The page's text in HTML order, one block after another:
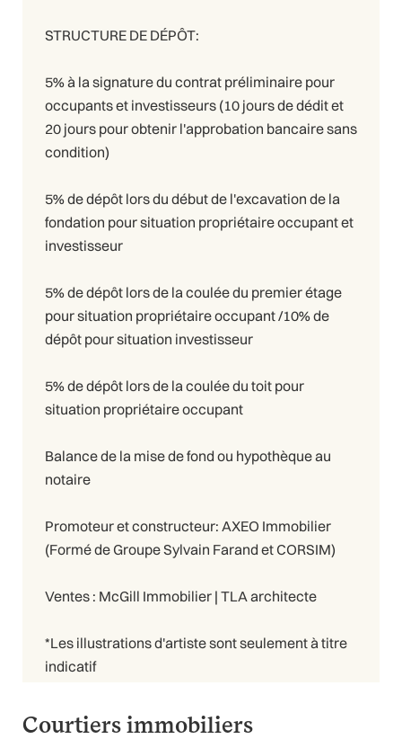
STRUCTURE DE DÉPÔT:
5% à la signature du contrat préliminaire pour
occupants et investisseurs (10 jours de dédit et
20 jours pour obtenir l'approbation bancaire sans
condition)
5% de dépôt lors du début de l'excavation de la
fondation pour situation propriétaire occupant et
investisseur
5% de dépôt lors de la coulée du premier étage
pour situation propriétaire occupant /10% de
dépôt pour situation investisseur
5% de dépôt lors de la coulée du toit pour
situation propriétaire occupant
Balance de la mise de fond ou hypothèque au
notaire
Promoteur et constructeur: AXEO Immobilier
(Formé de Groupe Sylvain Farand et CORSIM)
Ventes : McGill Immobilier | TLA architecte
*Les illustrations d'artiste sont seulement à titre
indicatif
Courtiers immobiliers